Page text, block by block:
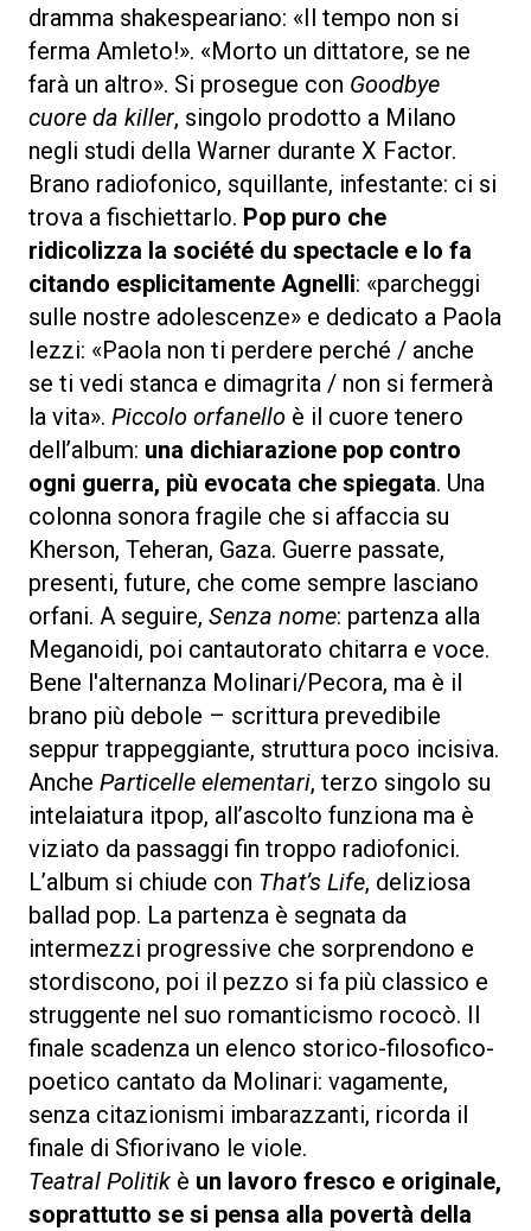
dramma shakespeariano: «Il tempo non si
ferma Amleto!». «Morto un dittatore, se ne
farà un altro». Si prosegue con Goodbye
cuore da killer, singolo prodotto a Milano
negli studi della Warner durante X Factor.
Brano radiofonico, squillante, infestante: ci si
trova a fischiettarlo. Pop puro che
ridicolizza la société du spectacle e lo fa
citando esplicitamente Agnelli: «parcheggi
sulle nostre adolescenze» e dedicato a Paola
Iezzi: «Paola non ti perdere perché / anche
se ti vedi stanca e dimagrita / non si fermerà
la vita». Piccolo orfanello è il cuore tenero
dell’album: una dichiarazione pop contro
ogni guerra, più evocata che spiegata. Una
colonna sonora fragile che si affaccia su
Kherson, Teheran, Gaza. Guerre passate,
presenti, future, che come sempre lasciano
orfani. A seguire, Senza nome: partenza alla
Meganoidi, poi cantautorato chitarra e voce.
Bene l'alternanza Molinari/Pecora, ma è il
brano più debole – scrittura prevedibile
seppur trappeggiante, struttura poco incisiva.
Anche Particelle elementari, terzo singolo su
intelaiatura itpop, all’ascolto funziona ma è
viziato da passaggi fin troppo radiofonici.
L’album si chiude con That’s Life, deliziosa
ballad pop. La partenza è segnata da
intermezzi progressive che sorprendono e
stordiscono, poi il pezzo si fa più classico e
struggente nel suo romanticismo rococò. Il
finale scadenza un elenco storico-filosofico-
poetico cantato da Molinari: vagamente,
senza citazionismi imbarazzanti, ricorda il
finale di Sfiorivano le viole.
Teatral Politik è un lavoro fresco e originale,
soprattutto se si pensa alla povertà della